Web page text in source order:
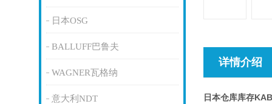
日本OSG
BALLUFF巴鲁夫
WAGNER瓦格纳
意大利NDT
详情介绍
日本仓库库存